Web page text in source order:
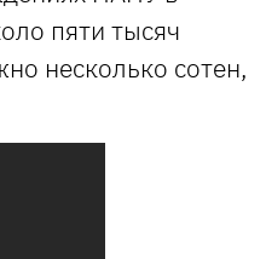
пяти тысяч
несколько сотен,